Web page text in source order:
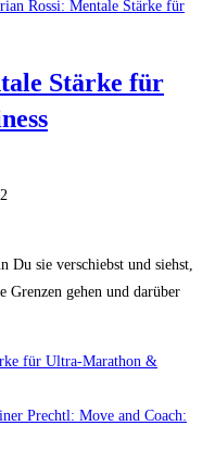
Stärke für
Du sie verschiebst und siehst,
gehen und darüber
für Ultra-Marathon &